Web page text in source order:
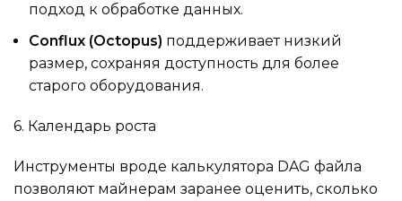
подход к обработке данных.
Conflux (Octopus) поддерживает низкий
размер, сохраняя доступность для более
старого оборудования.
6. Календарь роста
Инструменты вроде калькулятора DAG файла
позволяют майнерам заранее оценить, сколько